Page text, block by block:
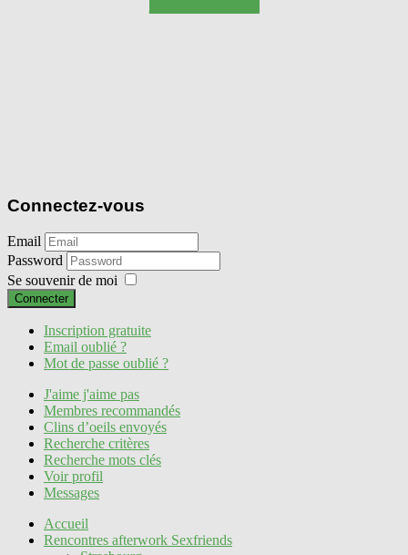
Connectez-vous
Email
Password
Se souvenir de moi
Connecter
Inscription gratuite
Email oublié ?
Mot de passe oublié ?
J'aime j'aime pas
Membres recommandés
Clins d’oeils envoyés
Recherche critères
Recherche mots clés
Voir profil
Messages
Accueil
Rencontres afterwork Sexfriends